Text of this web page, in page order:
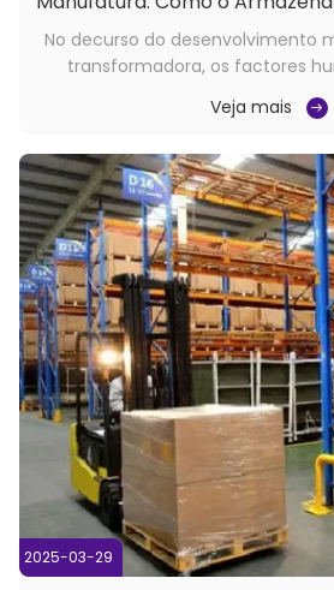
Pode Resolver os Custos
No decurso do desenvolvimento
transformadora, os factores
sempre a variável central que
industrial e a capacidade de
indústria transformadora
Veja mais
2025-03-29